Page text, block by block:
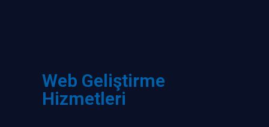
Web Geliştirme
Hizmetleri